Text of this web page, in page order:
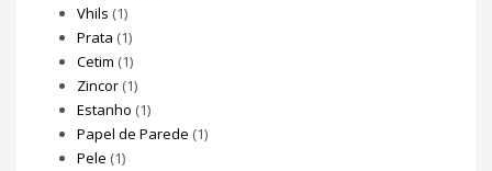
Vhils (1)
Prata (1)
Cetim (1)
Zincor (1)
Estanho (1)
Papel de Parede (1)
Pele (1)